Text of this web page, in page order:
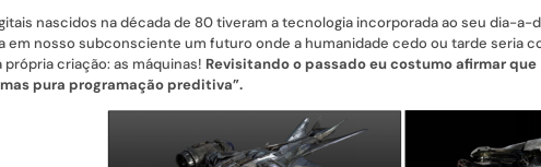
nascidos na década de 80 tiveram a tecnologia incorporada ao seu dia-a-
em nosso subconsciente um futuro onde a humanidade cedo ou tarde seria
criação: as máquinas! Revisitando o passado eu costumo afirmar
pura programação preditiva”.